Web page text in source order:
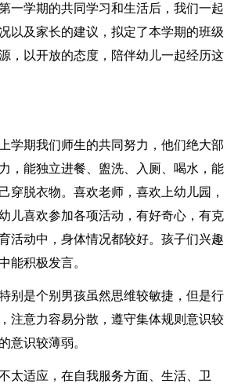
一学期的共同学习和生活后，我们一起
以及家长的建议，拟定了本学期的班级
，以开放的态度，陪伴幼儿一起经历这
学期我们师生的共同努力，他们绝大部
，能独立进餐、盥洗、入厕、喝水，能
穿脱衣物。喜欢老师，喜欢上幼儿园，
儿喜欢参加各项活动，有好奇心，有克
活动中，身体情况都较好。孩子们兴趣
能积极发言。
别是个别男孩虽然思维较敏捷，但是行
注意力容易分散，遵守集体规则意识较
意识较薄弱。
太适应，在自我服务方面、生活、卫